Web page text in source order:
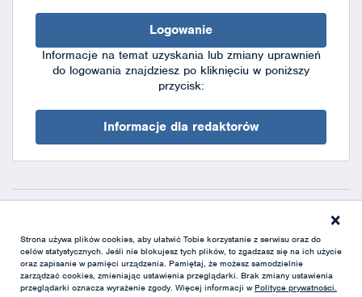
Logowanie
Informacje na temat uzyskania lub zmiany uprawnień
do logowania znajdziesz po kliknięciu w poniższy
przycisk:
Informacje dla redaktorów
XML
Strona używa plików cookies, aby ułatwić Tobie korzystanie z serwisu oraz do
celów statystycznych. Jeśli nie blokujesz tych plików, to zgadzasz się na ich użycie
oraz zapisanie w pamięci urządzenia. Pamiętaj, że możesz samodzielnie
zarządzać cookies, zmieniając ustawienia przeglądarki. Brak zmiany ustawienia
przeglądarki oznacza wyrażenie zgody. Więcej informacji wPolityce prywatności.
×